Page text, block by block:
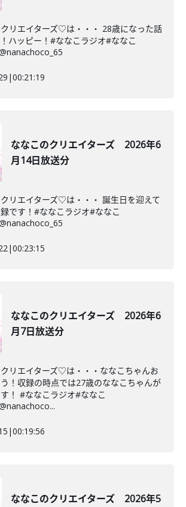
リエイターズ♡は・・・ 28歳になった話
ハッピー！#ななこラジオ#ななこ
|00:21:19
ななこのクリエイターズ 2026年6
月14日放送分
リエイターズ♡は・・・ 誕生日を迎えて
です！#ななこラジオ#ななこ
|00:23:15
ななこのクリエイターズ 2026年6
月7日放送分
リエイターズ♡は・・・ななこちゃんお
！収録の時点では27歳のななこちゃんが
！ #ななこラジオ#ななこ
|00:19:56
ななこのクリエイターズ 2026年5